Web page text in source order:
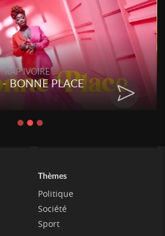
RAP IVOIRE
BONNE PLACE
Thèmes
Politique
Société
Sport